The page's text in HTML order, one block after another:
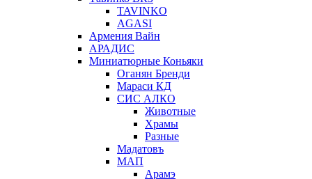
TAVINKO
AGASI
Армения Вайн
АРАДИС
Миниатюрные Коньяки
Оганян Бренди
Мараси КД
СИС АЛКО
Животные
Храмы
Разные
Мадатовъ
МАП
Арамэ